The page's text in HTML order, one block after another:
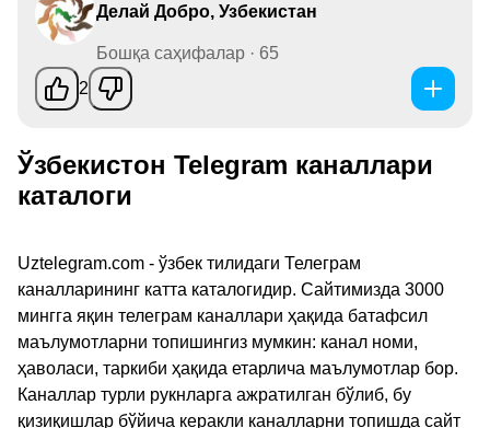
Делай Добро, Узбекистан
Бошқа саҳифалар · 65
2
Ўзбекистон Telegram каналлари
каталоги
Uztelegram.com - ўзбек тилидаги Телеграм
каналларининг катта каталогидир. Сайтимизда 3000
мингга яқин телеграм каналлари ҳақида батафсил
маълумотларни топишингиз мумкин: канал номи,
ҳаволаси, таркиби ҳақида етарлича маълумотлар бор.
Каналлар турли рукнларга ажратилган бўлиб, бу
қизиқишлар бўйича керакли каналларни топишда сайт